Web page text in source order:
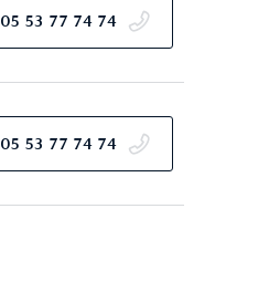
05 53 77 74 74
05 53 77 74 74